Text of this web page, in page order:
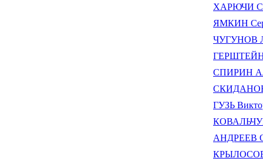
ХАРЮЧИ
ЯМКИН
ЧУГУНОВ
ГЕРШТЕЙН
СПИРИН
СКИДАНОВ
ГУЗЬ
АНДРЕЕВ
КРЫЛОСОВ